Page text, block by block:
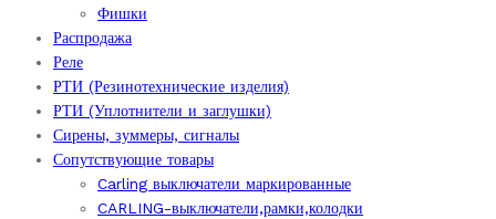
Фишки
Распродажа
Реле
РТИ (Резинотехнические изделия)
РТИ (Уплотнители и заглушки)
Сирены, зуммеры, сигналы
Сопутствующие товары
Carling выключатели маркированные
CARLING-выключатели,рамки,колодки